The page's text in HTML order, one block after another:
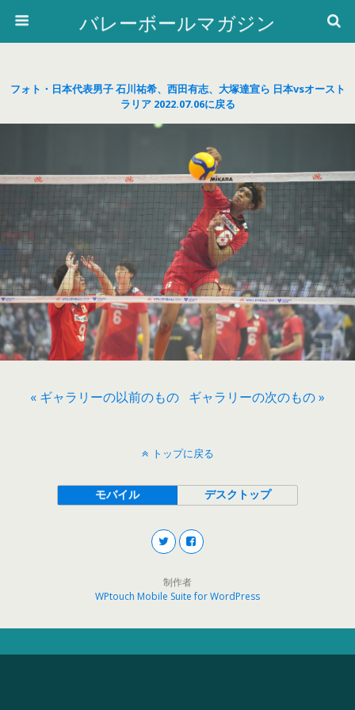
バレーボールマガジン
フォト・日本代表男子 石川祐希、西田有志、大塚達宣ら 日本vsオースト
ラリア 2022.07.06に戻る
« ギャラリーの以前のもの ギャラリーの次のもの »
トップに戻る
モバイル デスクトップ
制作者
WPtouch Mobile Suite for WordPress